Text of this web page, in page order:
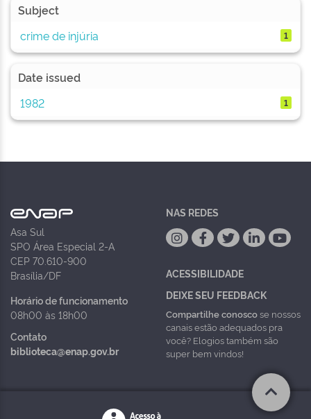
Subject
crime de injúria
1
Date issued
1982
1
Asa Sul
SPO Área Especial 2-A
CEP 70.610-900
Brasília/DF
Horário de funcionamento
08h00 às 18h00
Contato
biblioteca@enap.gov.br
NAS REDES
ACESSIBILIDADE
DEIXE SEU FEEDBACK
Compartilhe conoscose nossos
canais estão adequados pra
você? Elogios também são
super bem vindos!